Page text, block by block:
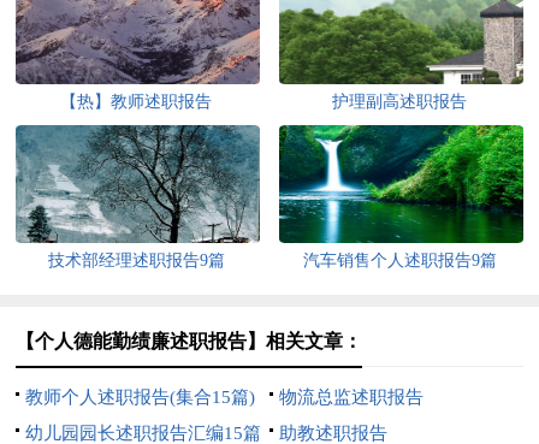
【热】教师述职报告 护理副高述职报告
技术部经理述职报告9篇 汽车销售个人述职报告9篇
【个人德能勤绩廉述职报告】相关文章：
教师个人述职报告(集合15篇)
物流总监述职报告
幼儿园园长述职报告汇编15篇
助教述职报告